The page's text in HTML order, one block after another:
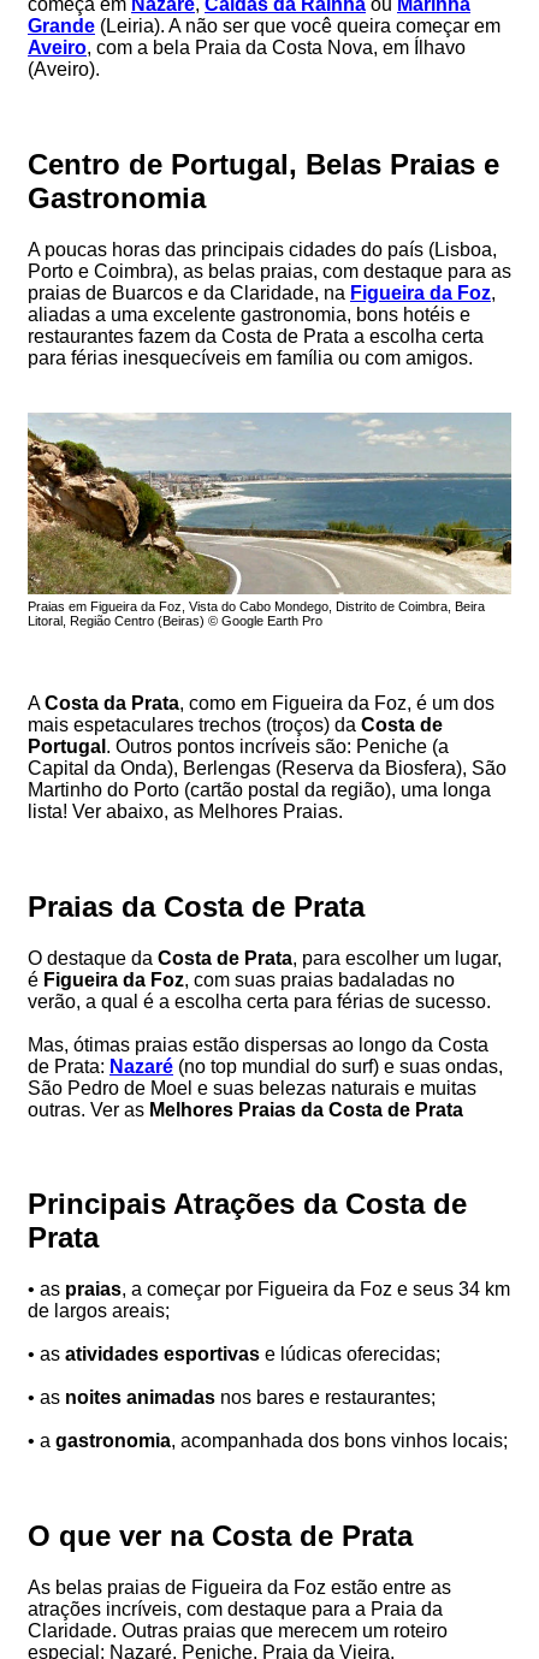
começa em Nazaré, Caldas da Rainha ou Marinha
Grande (Leiria). A não ser que você queira começar em
Aveiro, com a bela Praia da Costa Nova, em Ílhavo
(Aveiro).
Centro de Portugal, Belas Praias e
Gastronomia
A poucas horas das principais cidades do país (Lisboa,
Porto e Coimbra), as belas praias, com destaque para as
praias de Buarcos e da Claridade, na Figueira da Foz,
aliadas a uma excelente gastronomia, bons hotéis e
restaurantes fazem da Costa de Prata a escolha certa
para férias inesquecíveis em família ou com amigos.
Praias em Figueira da Foz, Vista do Cabo Mondego, Distrito de Coimbra, Beira
Litoral, Região Centro (Beiras) © Google Earth Pro
ACosta da Prata, como em Figueira da Foz, é um dos
mais espetaculares trechos (troços) da Costa de
Portugal . Outros pontos incríveis são: Peniche (a
Capital da Onda), Berlengas (Reserva da Biosfera), São
Martinho do Porto (cartão postal da região), uma longa
lista! Ver abaixo, as Melhores Praias.
Praias da Costa de Prata
O destaque da Costa de Prata, para escolher um lugar,
é Figueira da Foz, com suas praias badaladas no
verão, a qual é a escolha certa para férias de sucesso.
Mas, ótimas praias estão dispersas ao longo da Costa
de Prata: Nazaré (no top mundial do surf) e suas ondas,
São Pedro de Moel e suas belezas naturais e muitas
outras. Ver as Melhores Praias da Costa de Prata
Principais Atrações da Costa de
Prata
• as praias, a começar por Figueira da Foz e seus 34 km
de largos areais;
• as atividades esportivas e lúdicas oferecidas;
• as noites animadas nos bares e restaurantes;
• a gastronomia, acompanhada dos bons vinhos locais;
O que ver na Costa de Prata
As belas praias de Figueira da Foz estão entre as
atrações incríveis, com destaque para a Praia da
Claridade. Outras praias que merecem um roteiro
especial: Nazaré, Peniche, Praia da Vieira,